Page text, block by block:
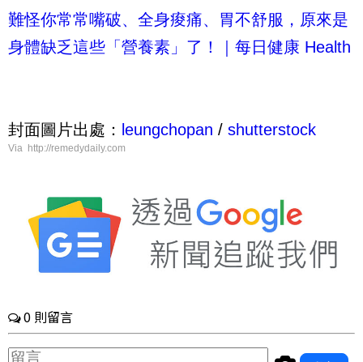
難怪你常常嘴破、全身痠痛、胃不舒服，原來是
身體缺乏這些「營養素」了！｜每日健康 Health
封面圖片出處： leungchopan / shutterstock
Via http://remedydaily.com